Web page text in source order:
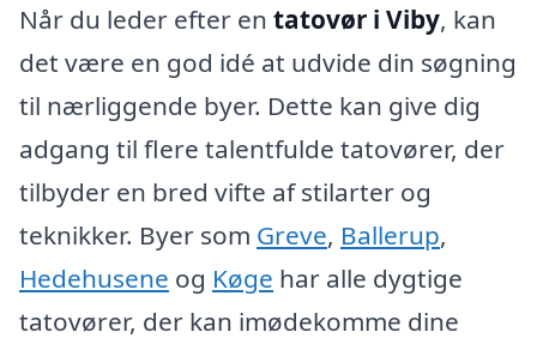
Når du leder efter en tatovør i Viby, kan
det være en god idé at udvide din søgning
til nærliggende byer. Dette kan give dig
adgang til flere talentfulde tatovører, der
tilbyder en bred vifte af stilarter og
teknikker. Byer som Greve, Ballerup,
Hedehusene og Køge har alle dygtige
tatovører, der kan imødekomme dine